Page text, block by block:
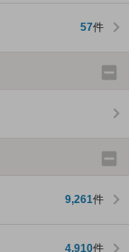
57件
9,261件
4,910件